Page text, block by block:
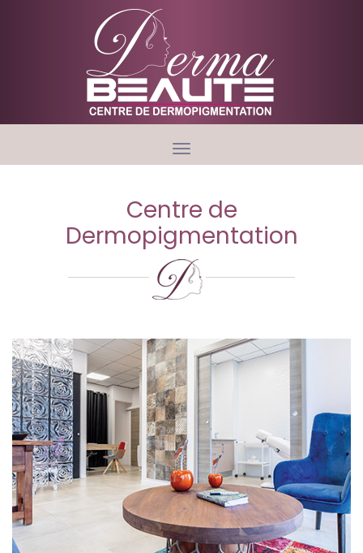
Toggle
navigation
Centre de
Dermopigmentation